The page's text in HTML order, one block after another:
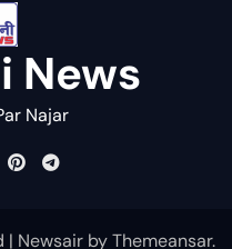
News
Najar
| NewsairbyThemeansar.